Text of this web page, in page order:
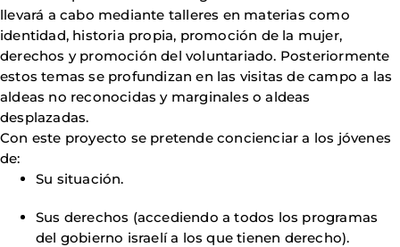
llevará a cabo mediante talleres en materias como
identidad, historia propia, promoción de la mujer,
derechos y promoción del voluntariado. Posteriormente
estos temas se profundizan en las visitas de campo a las
aldeas no reconocidas y marginales o aldeas
desplazadas.
Con este proyecto se pretende concienciar a los jóvenes
de:
Su situación.
Sus derechos (accediendo a todos los programas
del gobierno israelí a los que tienen derecho).